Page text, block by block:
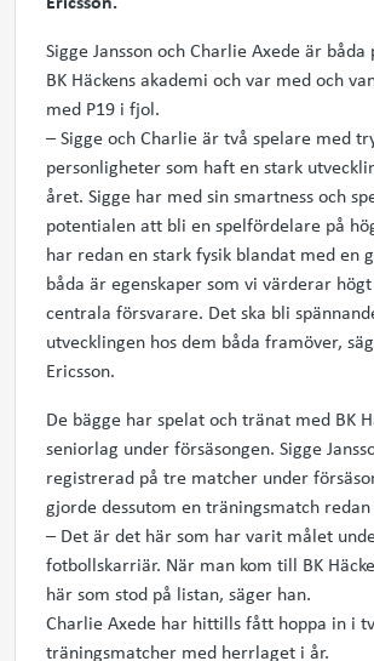
Sigge Jansson och Charlie Axede är
BK Häckens akademi och var med och
med P19 i fjol.
– Sigge och Charlie är två spelare med
personligheter som haft en stark
året. Sigge har med sin smartness och
potentialen att bli en spelfördelare på
har redan en stark fysik blandat med en
båda är egenskaper som vi värderar
centrala försvarare. Det ska bli
utvecklingen hos dem båda framöver,
Ericsson.
De bägge har spelat och tränat med BK
seniorlag under försäsongen. Sigge
registrerad på tre matcher under
gjorde dessutom en träningsmatch
– Det är det här som har varit målet
fotbollskarriär. När man kom till BK
här som stod på listan, säger han.
Charlie Axede har hittills fått hoppa in i
träningsmatcher med herrlaget i år.